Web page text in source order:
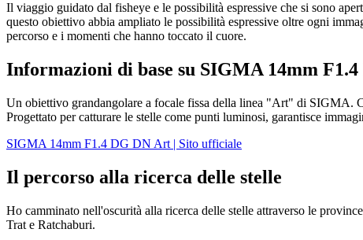
Il viaggio guidato dal fisheye e le possibilità espressive che si sono
questo obiettivo abbia ampliato le possibilità espressive oltre ogni
percorso e i momenti che hanno toccato il cuore.
Informazioni di base su SIGMA 14mm
Un obiettivo grandangolare a focale fissa della linea "Art" di SIGMA.
Progettato per catturare le stelle come punti luminosi, garantisce
SIGMA 14mm F1.4 DG DN Art | Sito ufficiale
Il percorso alla ricerca delle stelle
Ho camminato nell'oscurità alla ricerca delle stelle attraverso le
Trat e Ratchaburi.